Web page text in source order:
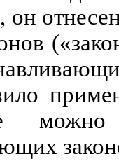
он